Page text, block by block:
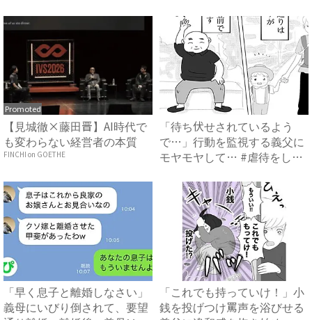
Promoted
【見城徹×藤田晋】AI時代で
も変わらない経営者の本質
FINCHI on GOETHE
「待ち伏せされているよう
で…」行動を監視する義父に
モヤモヤして… #虐待をして
「早く息子と離婚しなさい」
義母にいびり倒されて、要望
「これでも持っていけ！」小
銭を投げつけ罵声を浴びせる